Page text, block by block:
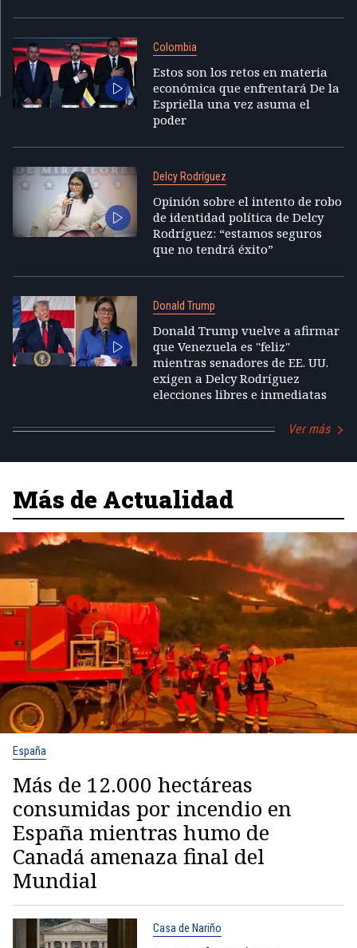
Colombia
Estos son los retos en materia
económica que enfrentará De la
Espriella una vez asuma el
poder
Delcy Rodríguez
Opinión sobre el intento de robo
de identidad política de Delcy
Rodríguez: “estamos seguros
que no tendrá éxito”
Donald Trump
Donald Trump vuelve a afirmar
que Venezuela es "feliz"
mientras senadores de EE. UU.
exigen a Delcy Rodríguez
elecciones libres e inmediatas
Ver más
Más de Actualidad
España
Más de 12.000 hectáreas
consumidas por incendio en
España mientras humo de
Canadá amenaza final del
Mundial
Casa de Nariño